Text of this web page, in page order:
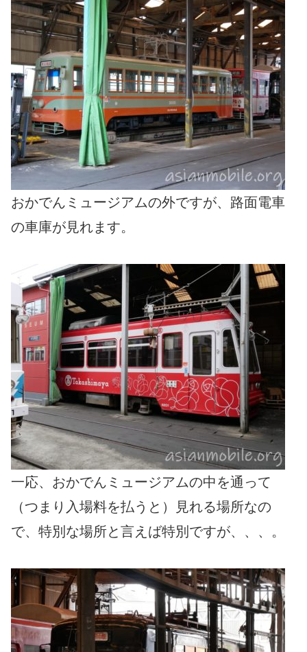
おかでんミュージアムの外ですが、路面電車
の車庫が見れます。
一応、おかでんミュージアムの中を通って
（つまり入場料を払うと）見れる場所なの
で、特別な場所と言えば特別ですが、、、。